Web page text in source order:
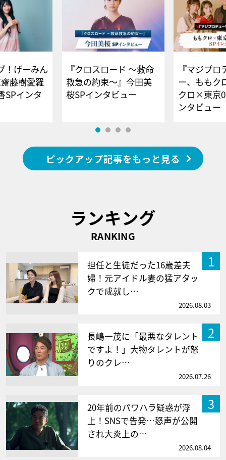
！げーみん
藤樹愛羅
SPインタ
『クロスロード ～救命
救急の約束～』今田美
桜SPインタビュー
『マジプロ
ー、ももク
クロ×東京
ンタビュー
ピックアップ記事をもっと見る
ランキング
RANKING
1
担任と生徒だった16歳差夫
婦！元アイドル妻の猛アタッ
クで成就し…
2026.08.03
2
長嶋一茂に「最悪なタレント
ですよ！」大物タレントが怒
りのクレ…
2026.07.26
3
20年前のパワハラ疑惑が浮
上！SNSで告発…怒声が公開
され大炎上の…
2026.08.04